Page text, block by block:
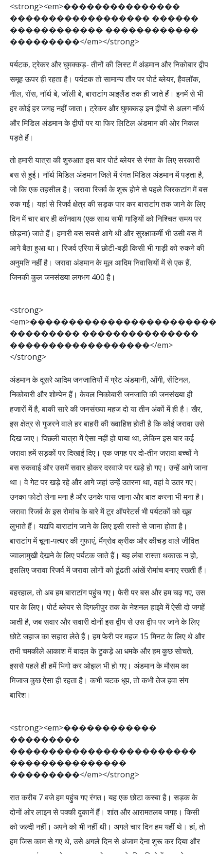
<strong><em>���������������
������������������ ������
������������ ������������
���������</em></strong>
पर्यटक, ट्रेकर और घुमक्कड़- तीनों की लिस्ट में अंडमान और निकोबार द्वीप
समूह ऊपर ही रहता है। पर्यटक तो सामान्य तौर पर पोर्ट ब्लेयर, हैवलॉक,
नील, रॉस, नॉर्थ बे, जॉली बे, बाराटांग आइलैंड तक ही जाते हैं। इनमें से भी
हर कोई हर जगह नहीं जाता। ट्रेकर और घुमक्कड़ इन द्वीपों से अलग नॉर्थ
और मिडिल अंडमान के द्वीपों पर या फिर लिटिल अंडमान की ओर निकल
पड़ते हैं।
तो हमारी यात्रा की शुरुआत इस बार पोर्ट ब्लेयर से रंगत के लिए सरकारी
बस से हुई। नॉर्थ मिडिल अंडमान जिले में रंगत मिडिल अंडमान में पड़ता है,
जो कि एक तहसील है। जरावा रिजर्व के शुरू होने से पहले जिरकटांग में बस
रुक गई। यहां से रिजर्व क्षेत्र की सड़क पार कर बाराटांग तक जाने के लिए
दिन में चार बार ही कॉनवाय (एक साथ सभी गाड़ियों को निश्चित समय पर
छोड़ना) जाते हैं। हमारी बस सबसे आगे थी और सुरक्षाकर्मी भी उसी बस में
आगे बैठा हुआ था। रिजर्व एरिया में छोटी-बड़ी किसी भी गाड़ी को रुकने की
अनुमति नहीं है। जरावा अंडमान के मूल आदिम निवासियों में से एक हैं,
जिनकी कुल जनसंख्या लगभग 400 है।
<strong>
<em>������������������������
��������� ���������������
������������������</em>
</strong>
अंडमान के दूसरे आदिम जनजातियों में ग्रेट अंडमानी, ओंगी, सेंटिनल,
निकोबारी और शोम्पेन हैं। केवल निकोबारी जनजाति की जनसंख्या ही
हजारों में है, बाकी सारे की जनसंख्या महज दो या तीन अंकों में ही है। खैर,
इस क्षेत्र से गुजरने वाले हर बाहरी की ख्वाहिश होती है कि कोई जरावा उसे
दिख जाए। पिछली यात्रा में ऐसा नहीं हो पाया था, लेकिन इस बार कई
जरावा हमें सड़कों पर दिखाई दिए। एक जगह पर दो-तीन जरावा बच्चों ने
बस रुकवाई और उसमें सवार होकर दरवाजे पर खड़े हो गए। उन्हें आगे जाना
था। वे गेट पर खड़े रहे और आगे जहां उन्हें उतरना था, वहां वे उतर गए।
उनका फोटो लेना मना है और उनके पास जाना और बात करना भी मना है।
जरावा रिजर्व के इस रोमांच के बारे में टूर ऑपरेटर्स भी पर्यटकों को खूब
लुभाते हैं। यद्यपि बाराटांग जाने के लिए इसी रास्ते से जाना होता है।
बाराटांग में चूना-पत्थर की गुफाएं, मैंग्रोव क्रीक और कीचड़ वाले जीवित
ज्वालामुखी देखने के लिए पर्यटक जाते हैं। यह लंबा रास्ता थकाऊ न हो,
इसलिए जरावा रिजर्व में जरावा लोगों को ढूंढती आंखें रोमांच बनाए रखती हैं।
बहरहाल, तो अब हम बाराटांग पहुंच गए। फेरी पर बस और हम चढ़ गए, उस
पार के लिए। पोर्ट ब्लेयर से दिगलीपुर तक के नेशनल हाइवे में ऐसी दो जगहें
आती है, जब सवार और सवारी दोनों इस द्वीप से उस द्वीप पर जाने के लिए
छोटे जहाज का सहारा लेते हैं। हम फेरी पर महज 15 मिनट के लिए थे और
तभी चमकीले आकाश में बादल के टुकड़े आ धमके और हम कुछ सोचते,
इससे पहले ही हमें भिगो कर ओझल भी हो गए। अंडमान के मौसम का
मिजाज कुछ ऐसा ही रहता है। कभी चटक धूप, तो कभी तेज हवा संग
बारिश।
<strong><em>������������
���������
������������������������
���������������
���������</em></strong>
रात करीब 7 बजे हम पहुंच गए रंगत। यह एक छोटा कस्बा है। सड़क के
दोनों ओर लाइन से पक्की दुकानें हैं। शांत और आरामतलब जगह। किसी
को जल्दी नहीं। अपने को भी नहीं थी। अगले चार दिन हम यहीं थे। हां, तो
हम जिस काम से गए थे, उसे अगले दिन से अंजाम देना शुरू कर दिया और